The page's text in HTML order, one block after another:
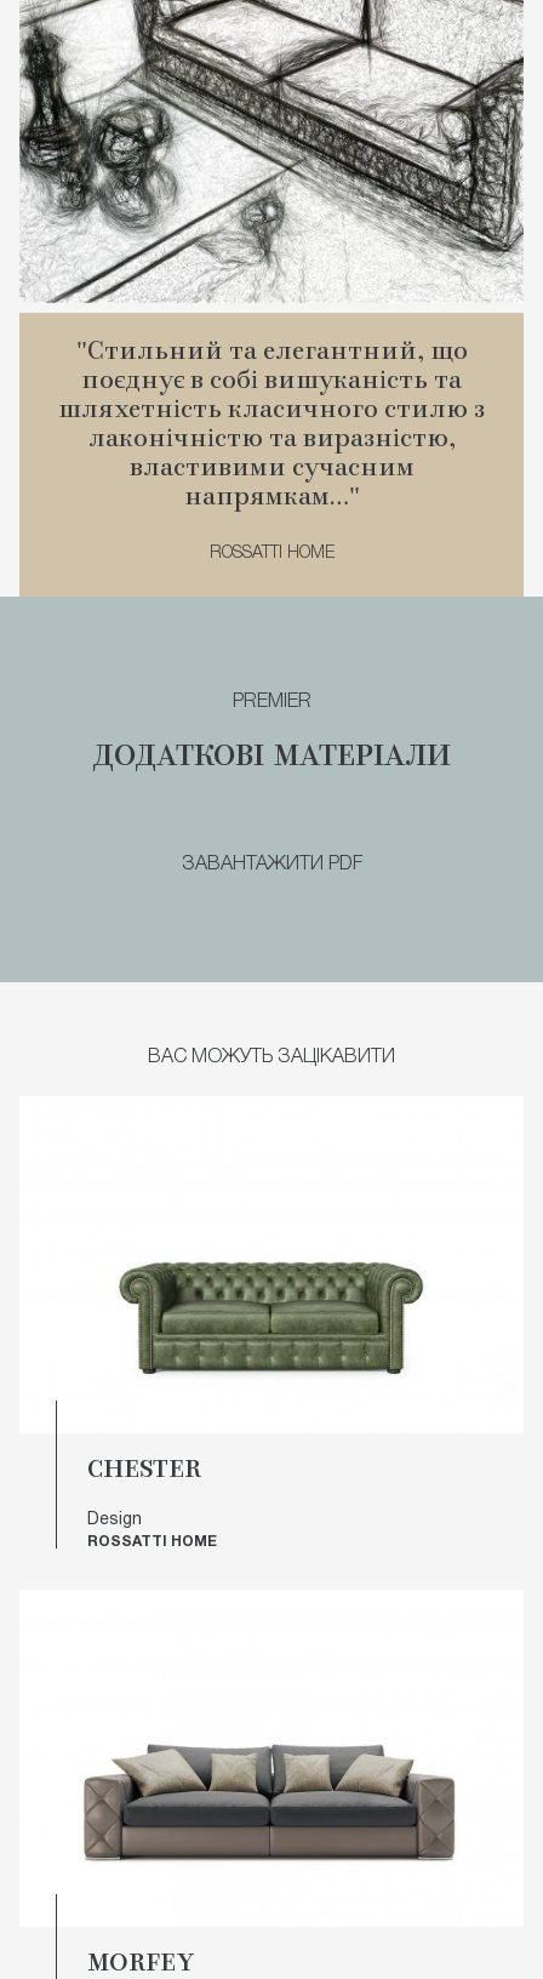
"Стильний та елегантний, що
поєднує в собі вишуканість та
шляхетність класичного стилю з
лаконічністю та виразністю,
властивими сучасним
напрямкам..."
ROSSATTI HOME
PREMIER
ДОДАТКОВI МАТЕРIАЛИ
ЗАВАНТАЖИТИ PDF
ВАС МОЖУТЬ ЗАЦІКАВИТИ
CHESTER
Design
ROSSATTI HOME
MORFEY